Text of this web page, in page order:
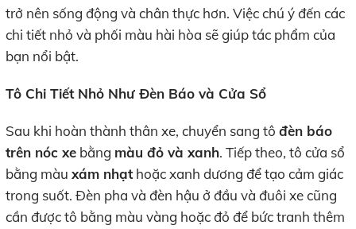
trở nên sống động và chân thực hơn. Việc chú ý đến các
chi tiết nhỏ và phối màu hài hòa sẽ giúp tác phẩm của
bạn nổi bật.
Tô Chi Tiết Nhỏ Như Đèn Báo và Cửa Sổ
Sau khi hoàn thành thân xe, chuyển sang tô đèn báo
trên nóc xe bằng màu đỏ và xanh. Tiếp theo, tô cửa sổ
bằng màu xám nhạthoặc xanh dương để tạo cảm giác
trong suốt. Đèn pha và đèn hậu ở đầu và đuôi xe cũng
cần được tô bằng màu vàng hoặc đỏ để bức tranh thêm